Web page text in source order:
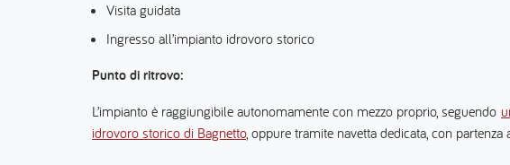
Visita guidata
Ingresso all’impianto idrovoro storico
Punto di ritrovo:
L’impianto è raggiungibile autonomamente con mezzo proprio, seguendo
idrovoro storico di Bagnetto, oppure tramite navetta dedicata, con